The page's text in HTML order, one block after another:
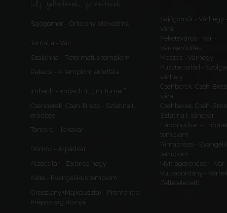
Új feltöltések, frissítések
Sajógömör - Őrtorony, elővédmű
Sajógömör - Várhegy
vára
Tornalja - Vár
Feketeváros - Vár -
Városerődítés
Szalonna - Református templom
Meszes - Várhegy
Rakaca - A templom erődfala
Pusztacsalád -
várhely
Imbach - Imbach II., „Im Turner”
Csehberek, Cseh-
vára
Csehberek, Cseh-Brézó - Szlatina II.
erődítés
Csehberek, Cseh-
Szlatina I. sáncvár
Tömörd - Ilonavár
Háromudvar -
templom
Dömös - Árpádvár
Rimabrézó -
templom
Alsócsitár - Zsibrica hegy
Nyitragerencsér - Vár
Kiéte - Evangélikus templom
Vulkapordány -
(feltételezett)
Oroszlány (Majkpuszta) - Premontrei
Prépostság Romjai